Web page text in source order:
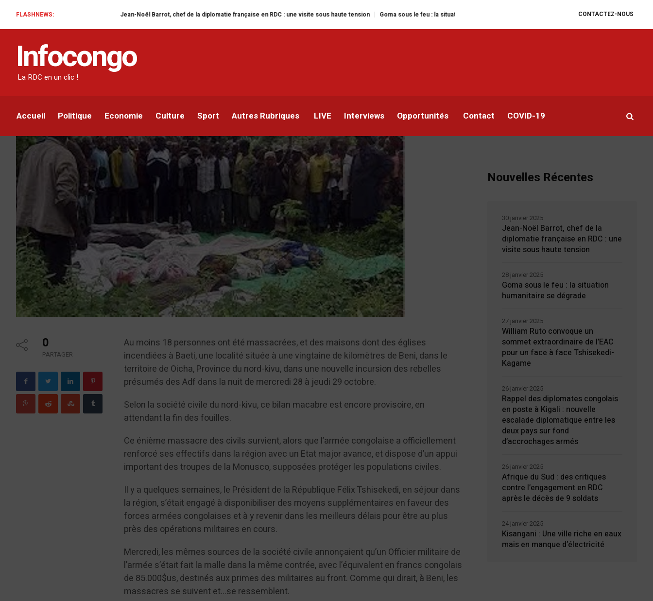
CONTACTEZ-NOUS
FLASHNEWS: Jean-Noël Barrot, chef de la diplomatie française en RDC : une visite sous haute tension Goma sous le feu : la situation humanitaire se dégrade William Ruto convoque un sommet extraordinaire
Infocongo
La RDC en un clic !
Accueil Politique Economie Culture Sport Autres Rubriques LIVE Interviews Opportunités Contact COVID-19
Nouveaux massacres des civils à Beni : 18 morts
0
PARTAGER
Au moins 18 personnes ont été massacrées, et des maisons dont des églises
incendiées à Baeti, une localité située à une vingtaine de kilomètres de Beni, dans le
territoire de Oicha, Province du nord-kivu, dans une nouvelle incursion des rebelles
présumés des Adf dans la nuit de mercredi 28 à jeudi 29 octobre.
Selon la société civile du nord-kivu, ce bilan macabre est encore provisoire, en
attendant la fin des fouilles.
Ce énième massacre des civils survient, alors que l’armée congolaise a officiellement
renforcé ses effectifs dans la région avec un Etat major avance, et dispose d’un appui
important des troupes de la Monusco, supposées protéger les populations civiles.
Il y a quelques semaines, le Président de la République Félix Tshisekedi, en séjour dans
la région, s’était engagé à disponibiliser des moyens supplémentaires en faveur des
forces armées congolaises et à y revenir dans les meilleurs délais pour être au plus
près des opérations militaires en cours.
Mercredi, les mêmes sources de la société civile annonçaient qu’un Officier militaire de
l’armée s’était fait la malle dans la même contrée, avec l’équivalent en francs congolais
de 85.000$us, destinés aux primes des militaires au front. Comme qui dirait, à Beni, les
massacres se suivent et…se ressemblent.
Nouvelles Récentes
Jean-Noël Barrot, chef de la
diplomatie française en RDC : une
visite sous haute tension
30 janvier 2025
Goma sous le feu : la situation
humanitaire se dégrade
28 janvier 2025
William Ruto convoque un
sommet extraordinaire de l’EAC
pour un face à face Tshisekedi-
Kagame
27 janvier 2025
Rappel des diplomates congolais
en poste à Kigali : nouvelle
escalade diplomatique entre les
deux pays sur fond
d’accrochages armés
26 janvier 2025
Afrique du Sud : des critiques
contre l’engagement en RDC
après le décès de 9 soldats
26 janvier 2025
Kisangani : Une ville riche en eaux
mais en manque d’électricité
24 janvier 2025